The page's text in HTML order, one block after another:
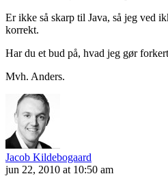
Er ikke så skarp til Java, så jeg ved
korrekt.
Har du et bud på, hvad jeg gør
Mvh. Anders.
Jacob Kildebogaard
jun 22, 2010 at 10:50 am